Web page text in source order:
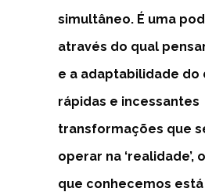
simultâneo. É uma
através do qual
e a adaptabilidade do
rápidas e incessantes
transformações que
operar na ‘realidade’,
que conhecemos está